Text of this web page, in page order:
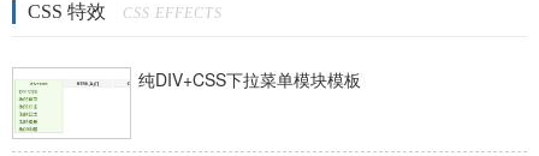
CSS 特效 CSS EFFECTS
纯DIV+CSS下拉菜单模块模板